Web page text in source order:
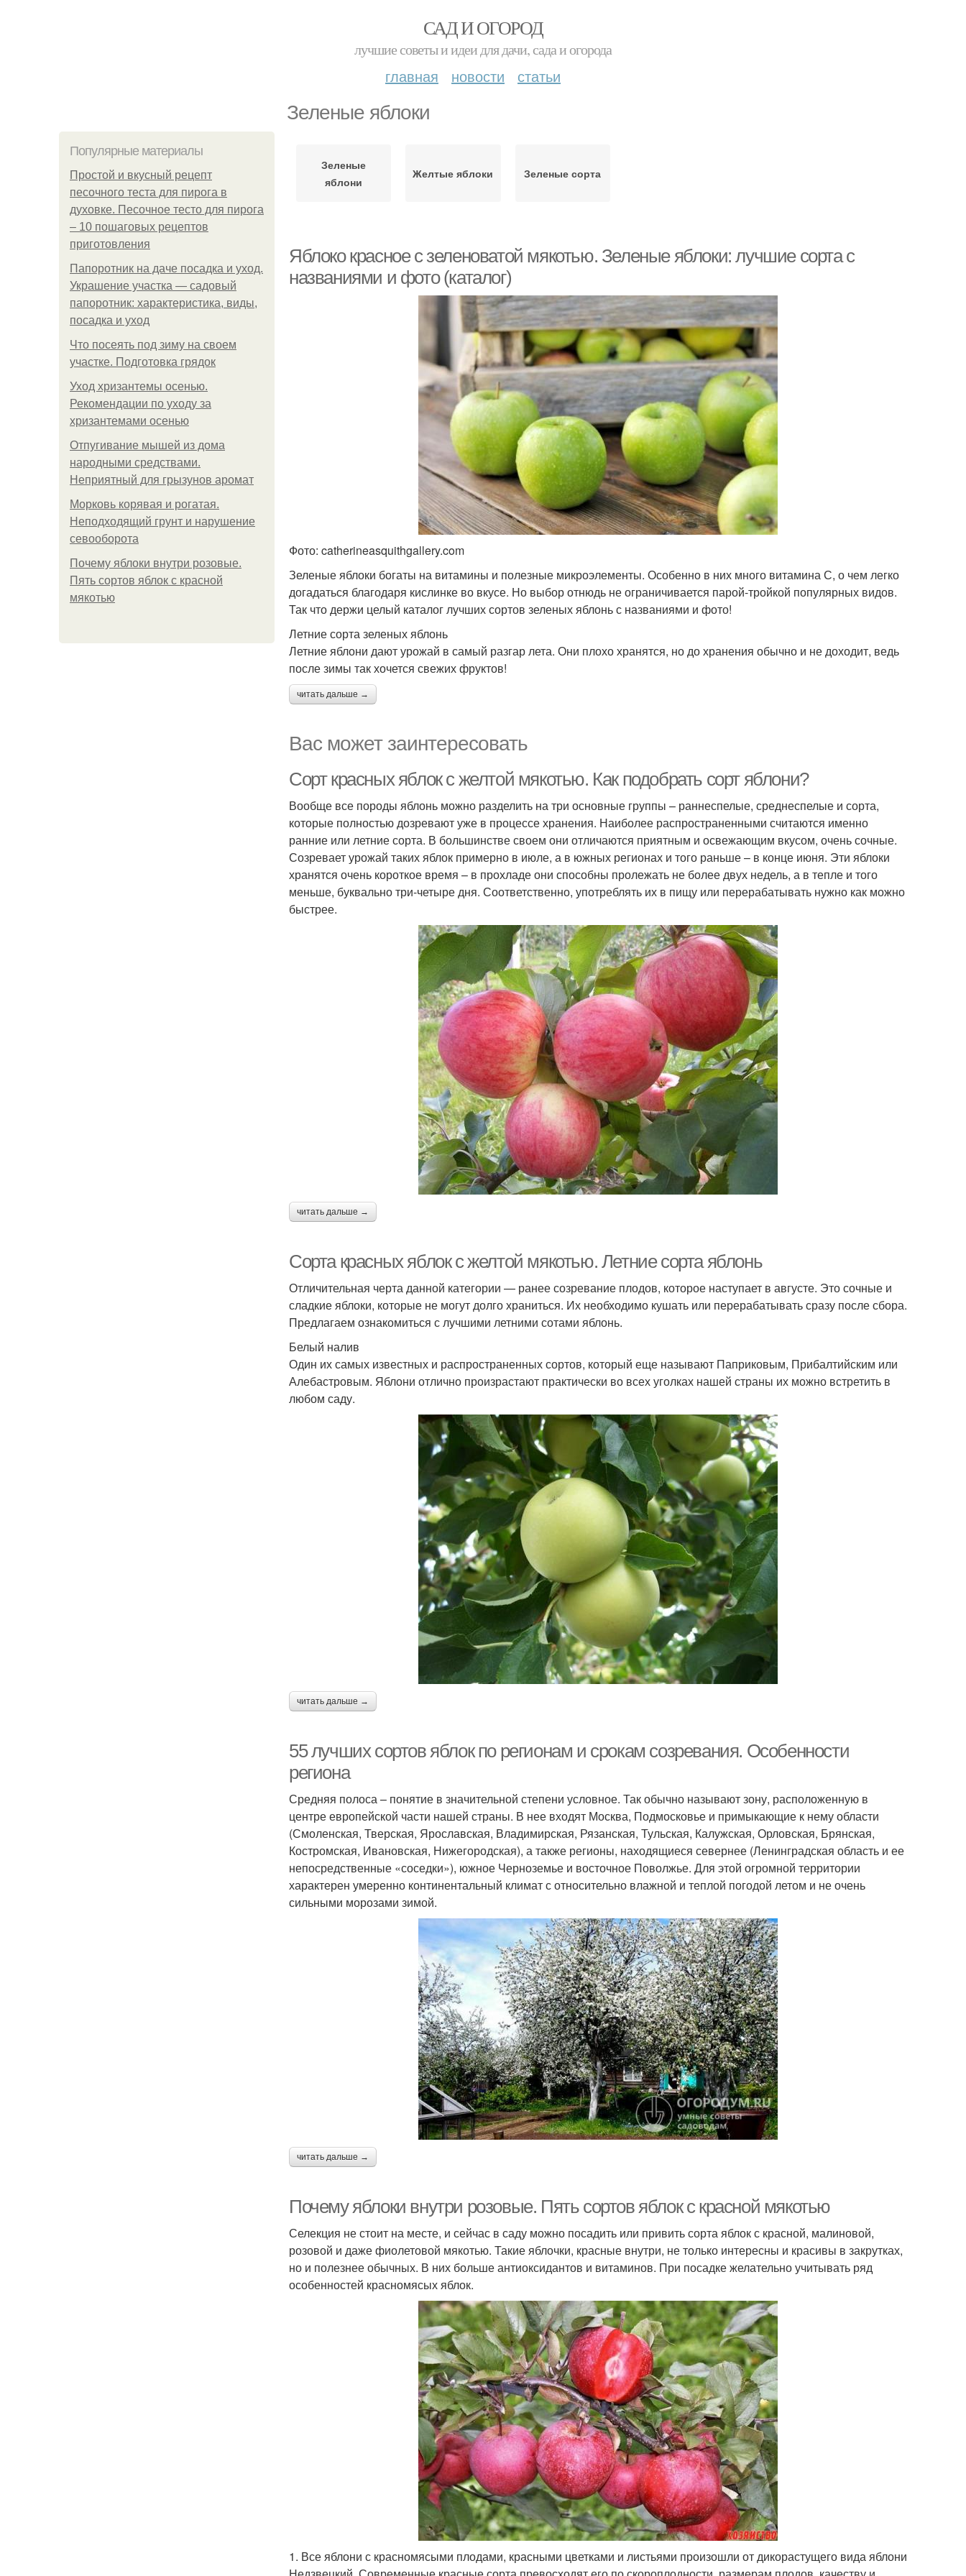
САД И ОГОРОД
лучшие советы и идеи для дачи, сада и огорода
главная новости статьи
Зеленые яблоки
Популярные материалы
Простой и вкусный рецепт
песочного теста для пирога в
духовке. Песочное тесто для пирога
– 10 пошаговых рецептов
приготовления
Папоротник на даче посадка и уход.
Украшение участка — садовый
папоротник: характеристика, виды,
посадка и уход
Что посеять под зиму на своем
участке. Подготовка грядок
Уход хризантемы осенью.
Рекомендации по уходу за
хризантемами осенью
Отпугивание мышей из дома
народными средствами.
Неприятный для грызунов аромат
Морковь корявая и рогатая.
Неподходящий грунт и нарушение
севооборота
Почему яблоки внутри розовые.
Пять сортов яблок с красной
мякотью
Зеленые
яблони
Желтые яблоки Зеленые сорта
Яблоко красное с зеленоватой мякотью. Зеленые яблоки: лучшие сорта с
названиями и фото (каталог)
Фото: catherineasquithgallery.com
Зеленые яблоки богаты на витамины и полезные микроэлементы. Особенно в них много витамина С, о чем легко
догадаться благодаря кислинке во вкусе. Но выбор отнюдь не ограничивается парой-тройкой популярных видов.
Так что держи целый каталог лучших сортов зеленых яблонь с названиями и фото!
Летние сорта зеленых яблонь
Летние яблони дают урожай в самый разгар лета. Они плохо хранятся, но до хранения обычно и не доходит, ведь
после зимы так хочется свежих фруктов!
читать дальше →
Вас может заинтересовать
Сорт красных яблок с желтой мякотью. Как подобрать сорт яблони?
Вообще все породы яблонь можно разделить на три основные группы – раннеспелые, среднеспелые и сорта,
которые полностью дозревают уже в процессе хранения. Наиболее распространенными считаются именно
ранние или летние сорта. В большинстве своем они отличаются приятным и освежающим вкусом, очень сочные.
Созревает урожай таких яблок примерно в июле, а в южных регионах и того раньше – в конце июня. Эти яблоки
хранятся очень короткое время – в прохладе они способны пролежать не более двух недель, а в тепле и того
меньше, буквально три-четыре дня. Соответственно, употреблять их в пищу или перерабатывать нужно как можно
быстрее.
читать дальше →
Сорта красных яблок с желтой мякотью. Летние сорта яблонь
Отличительная черта данной категории — ранее созревание плодов, которое наступает в августе. Это сочные и
сладкие яблоки, которые не могут долго храниться. Их необходимо кушать или перерабатывать сразу после сбора.
Предлагаем ознакомиться с лучшими летними сотами яблонь.
Белый налив
Один их самых известных и распространенных сортов, который еще называют Паприковым, Прибалтийским или
Алебастровым. Яблони отлично произрастают практически во всех уголках нашей страны их можно встретить в
любом саду.
читать дальше →
55 лучших сортов яблок по регионам и срокам созревания. Особенности
региона
Средняя полоса – понятие в значительной степени условное. Так обычно называют зону, расположенную в
центре европейской части нашей страны. В нее входят Москва, Подмосковье и примыкающие к нему области
(Смоленская, Тверская, Ярославская, Владимирская, Рязанская, Тульская, Калужская, Орловская, Брянская,
Костромская, Ивановская, Нижегородская), а также регионы, находящиеся севернее (Ленинградская область и ее
непосредственные «соседки»), южное Черноземье и восточное Поволжье. Для этой огромной территории
характерен умеренно континентальный климат с относительно влажной и теплой погодой летом и не очень
сильными морозами зимой.
читать дальше →
Почему яблоки внутри розовые. Пять сортов яблок с красной мякотью
Селекция не стоит на месте, и сейчас в саду можно посадить или привить сорта яблок с красной, малиновой,
розовой и даже фиолетовой мякотью. Такие яблочки, красные внутри, не только интересны и красивы в закрутках,
но и полезнее обычных. В них больше антиоксидантов и витаминов. При посадке желательно учитывать ряд
особенностей красномясых яблок.
1. Все яблони с красномясыми плодами, красными цветками и листьями произошли от дикорастущего вида яблони